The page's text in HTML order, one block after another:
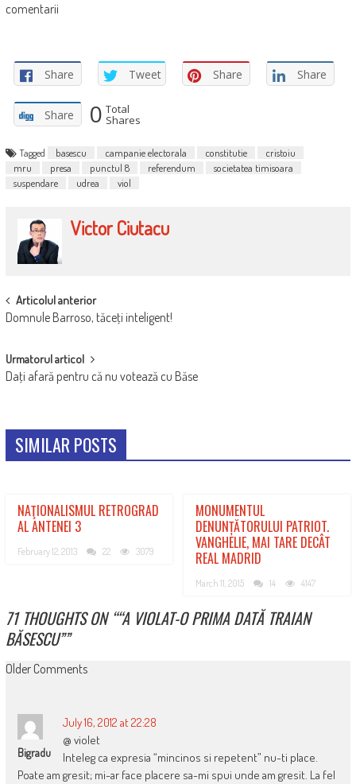
comentarii
Share Tweet Share Share
Share 0 Total
Shares
Tagged basescu campanie electorala constitutie
cristoiu
mru
presa punctul 8 referendum
societatea timisoara
suspendare
udrea viol
Victor Ciutacu
POST
NAVIGATION
Articolul anterior
Domnule Barroso, tăceţi inteligent!
Urmatorul articol
Daţi afară pentru că nu votează cu Băse
SIMILAR POSTS
NAŢIONALISMUL RETROGRAD
AL ANTENEI 3
February 12, 2013 22 3079
MONUMENTUL
DENUNȚĂTORULUI PATRIOT.
VANGHELIE, MAI TARE DECÂT
REAL MADRID
March 11, 2015 14 4147
71 THOUGHTS ON ““A VIOLAT-O PRIMA DATĂ TRAIAN
BĂSESCU””
COMMENT
Older Comments
Bigradu
July 16, 2012 at 22:28
@ violet
Inteleg ca expresia “mincinos si repetent” nu-ti place.
Poate am gresit; mi-ar face placere sa-mi spui unde am gresit. La fel